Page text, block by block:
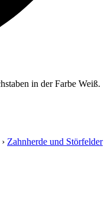
› Zahnherde und Störfelder